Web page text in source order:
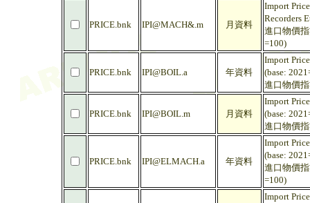
PRICE.bnk IPI@MACH&.m 月資料
Import
Recorders
進口物價
=100)
PRICE.bnk IPI@BOIL.a 年資料
Import
(base:
進口物價
PRICE.bnk IPI@BOIL.m 月資料
Import
(base:
進口物價
PRICE.bnk IPI@ELMACH.a 年資料
Import
(base:
進口物價
=100)
Import